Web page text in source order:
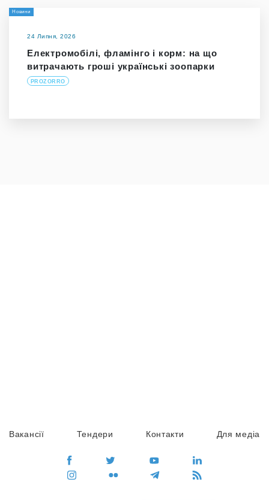
Новини
24 Липня, 2026
Електромобілі, фламінго і корм: на що
витрачають гроші українські зоопарки
PROZORRO
Вакансії Тендери Контакти Для медіа